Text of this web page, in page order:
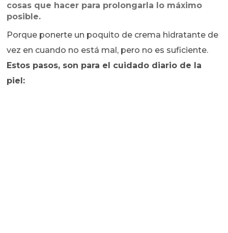
cosas que hacer para prolongarla lo máximo
posible.
Porque ponerte un poquito de crema hidratante de
vez en cuando no está mal, pero no es suficiente.
Estos pasos, son para el cuidado diario de la
piel: